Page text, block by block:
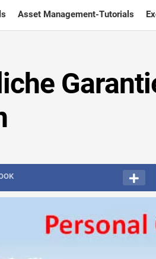
Asset Management-Tutorials